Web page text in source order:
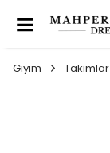
Giyim Takımlar